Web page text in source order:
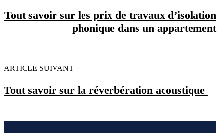
Tout savoir sur les prix de travaux d’isolation
phonique dans un appartement
ARTICLE SUIVANT
Tout savoir sur la réverbération acoustique